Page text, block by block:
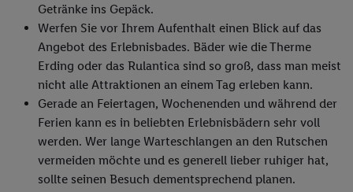
Getränke ins Gepäck.
Werfen Sie vor Ihrem Aufenthalt einen Blick auf das
Angebot des Erlebnisbades. Bäder wie die Therme
Erding oder das Rulantica sind so groß, dass man meist
nicht alle Attraktionen an einem Tag erleben kann.
Gerade an Feiertagen, Wochenenden und während der
Ferien kann es in beliebten Erlebnisbädern sehr voll
werden. Wer lange Warteschlangen an den Rutschen
vermeiden möchte und es generell lieber ruhiger hat,
sollte seinen Besuch dementsprechend planen.